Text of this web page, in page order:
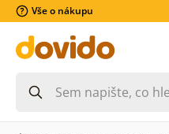
Vše o nákupu